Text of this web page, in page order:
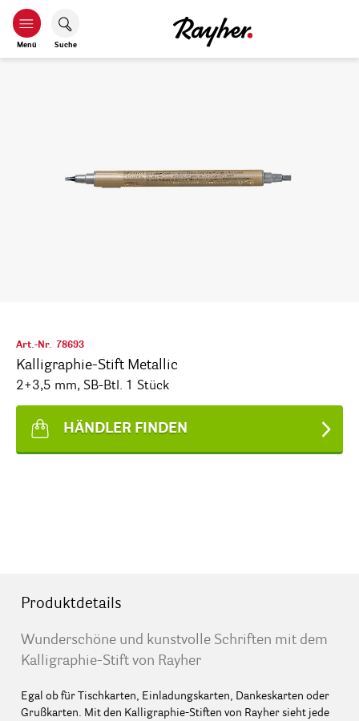
Menü Suche
Art.-Nr. 78693
Kalligraphie-Stift Metallic
2+3,5 mm, SB-Btl. 1 Stück
HÄNDLER FINDEN
Produktdetails
Wunderschöne und kunstvolle Schriften mit dem
Kalligraphie-Stift von Rayher
Egal ob für Tischkarten, Einladungskarten, Dankeskarten oder
Grußkarten. Mit den Kalligraphie-Stiften von Rayher sieht jede